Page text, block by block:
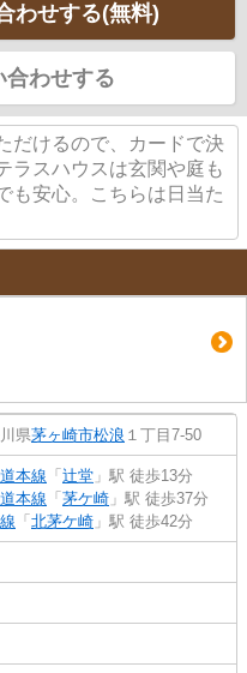
わせする(無料)
合わせする
だけるので、カードで決
ラスハウスは玄関や庭も
も安心。こちらは日当た
県茅ヶ崎市松浪 １丁目7-50
本線 「 辻堂 」駅 徒歩13分
本線 「 茅ケ崎 」駅 徒歩37分
「 北茅ケ崎 」駅 徒歩42分